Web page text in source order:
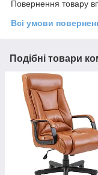
Повернення товару
Всі умови
Подібні товари